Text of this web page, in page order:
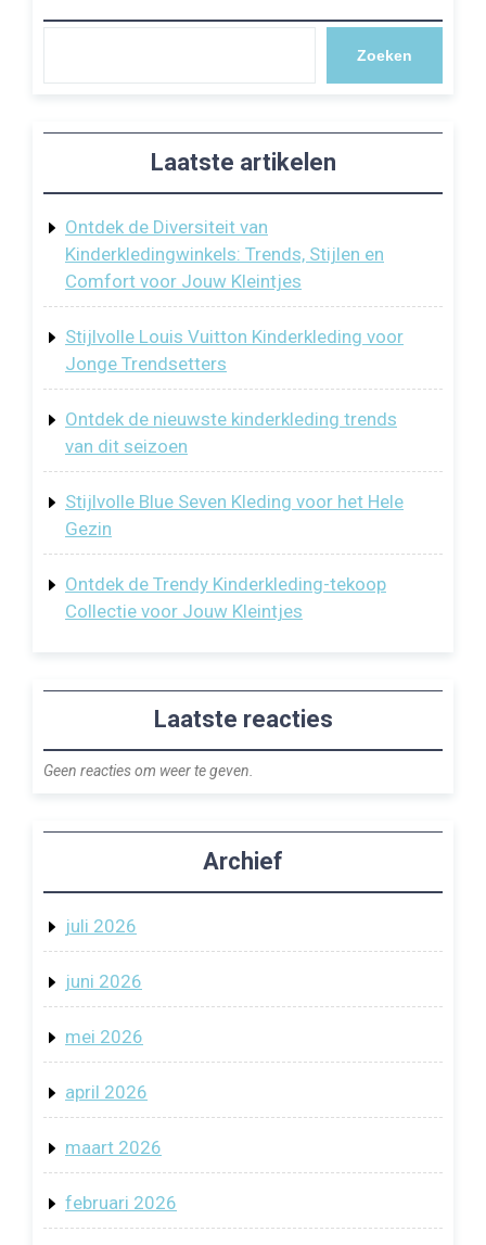
Zoeken
Laatste artikelen
Ontdek de Diversiteit van
Kinderkledingwinkels: Trends, Stijlen en
Comfort voor Jouw Kleintjes
Stijlvolle Louis Vuitton Kinderkleding voor
Jonge Trendsetters
Ontdek de nieuwste kinderkleding trends
van dit seizoen
Stijlvolle Blue Seven Kleding voor het Hele
Gezin
Ontdek de Trendy Kinderkleding-tekoop
Collectie voor Jouw Kleintjes
Laatste reacties
Geen reacties om weer te geven.
Archief
juli 2026
juni 2026
mei 2026
april 2026
maart 2026
februari 2026